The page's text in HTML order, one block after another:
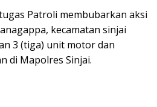
Patroli membubarkan aksi
kecamatan sinjai
3 (tiga) unit motor dan
di Mapolres Sinjai.